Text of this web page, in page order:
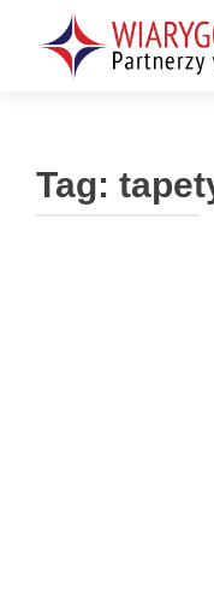
Tag: